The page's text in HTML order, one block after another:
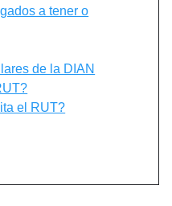
a tener o
de la DIAN
el RUT?